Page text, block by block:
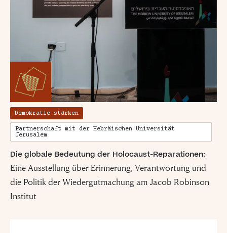
Demokratie stärken
Partnerschaft mit der Hebräischen Universität
Jerusalem
Die globale Bedeutung der Holocaust-Reparationen:
Eine Ausstellung über Erinnerung, Verantwortung und
die Politik der Wiedergutmachung am Jacob Robinson
Institut